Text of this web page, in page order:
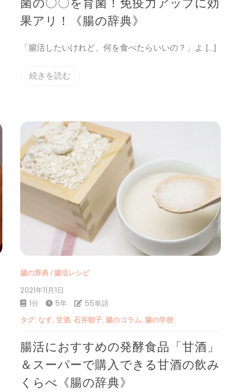
果アリ！《腸の辞典》
「腸活したいけれど、何を食べたらいいの？」よ […]
続きを読む
腸の辞典/ 腸活レシピ
2021年11月1日
1分
5年 55単語
タグ: なす, 甘酒, 石井朝子, 腸のコラム, 腸の学校
腸活におすすめの発酵食品「甘酒」
＆スーパーで購入できる甘酒の飲み
くらべ《腸の辞典》